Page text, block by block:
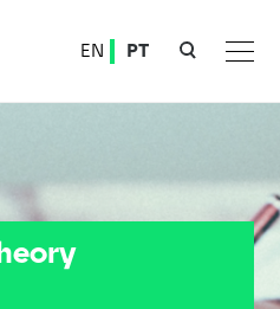
EN PT
Empirical Papers for Top-Tier Journals